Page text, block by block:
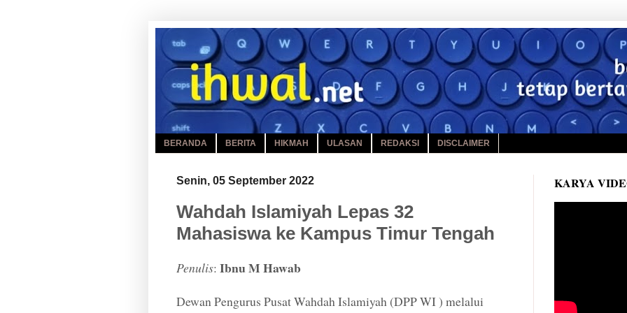
BERANDA BERITA HIKMAH ULASAN REDAKSI DISCLAIMER
Senin, 05 September 2022
Wahdah Islamiyah Lepas 32
Mahasiswa ke Kampus Timur Tengah
Penulis: Ibnu M Hawab
Dewan Pengurus Pusat Wahdah Islamiyah (DPP WI ) melalui
KARYA